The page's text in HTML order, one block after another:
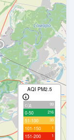
AQI PM2.5
с/д 99
0-50 216
51-100 33
101-150 1
151-200 1